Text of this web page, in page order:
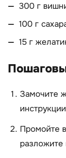
300 г
100 г
15 г
Замочите
Промойте